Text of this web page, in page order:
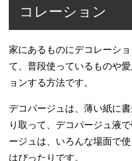
コレーション
家にあるものにデコレーシ
て、普段使っているものや
ョンする方法です。
デコパージュは、薄い紙に
り取って、デコパージュ液
ージュは、いろんな場面で
はぴったりです。